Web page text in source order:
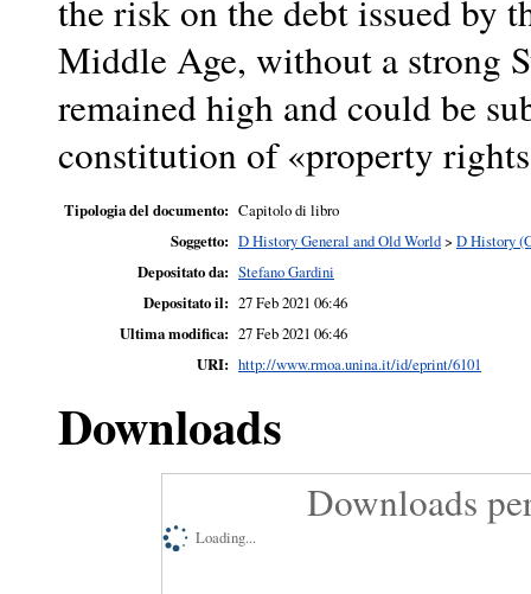
the risk on the debt issued by
Middle Age, without a strong
remained high and could be
constitution of «property
Tipologia del documento: Capitolo di libro
Soggetto: D History General and Old World> D History
Depositato da: Stefano Gardini
Depositato il: 27 Feb 2021 06:46
Ultima modifica: 27 Feb 2021 06:46
URI: http://www.rmoa.unina.it/id/eprint/6101
Downloads
Downloads
Loading...